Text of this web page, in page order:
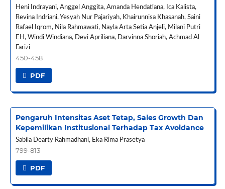
Heni Indrayani, Anggel Anggita, Amanda Hendatiana, Ica Kalista,
Revina Indriani, Yesyah Nur Pajariyah, Khairunnisa Khasanah, Saini
Rafael Iqrom, Nila Rahmawati, Nayla Arta Setia Anjeli, Milani Putri
EH, Windi Windiana, Devi Apriliana, Darvinna Shoriah, Achmad Al
Farizi
450-458
PDF
Pengaruh Intensitas Aset Tetap, Sales Growth Dan
Kepemilikan Institusional Terhadap Tax Avoidance
Sabila Dearty Rahmadhani, Eka Rima Prasetya
799-813
PDF